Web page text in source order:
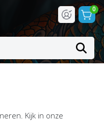
0
Kijk in onze